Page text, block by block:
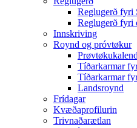
Reglugerð fyri
Reglugerð fyri
Innskriving
Roynd og próvtøkur
Tíðarkarmar
Tíðarkarmar
Landsroynd
Frídagar
Kvæðaprofilurin
Trivnaðarætlan